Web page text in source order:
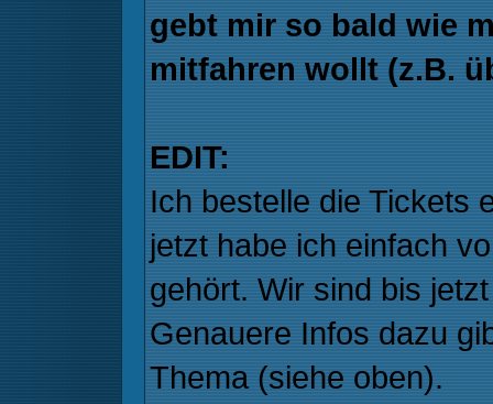
gebt mir so bald wie
mitfahren wollt (z.B.
EDIT:
Ich bestelle die Tickets
jetzt habe ich einfach
gehört. Wir sind bis
Genauere Infos dazu
Thema (siehe oben).